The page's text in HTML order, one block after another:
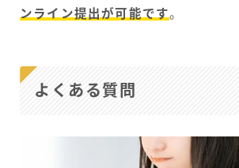
ンライン提出が可能です。
よくある質問